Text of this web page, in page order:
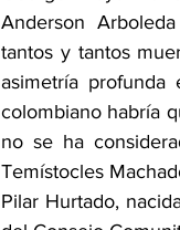
Anderson
tantos y tantos
asimetría
colombiano habría
no se ha
Temístocles
Pilar Hurtado,